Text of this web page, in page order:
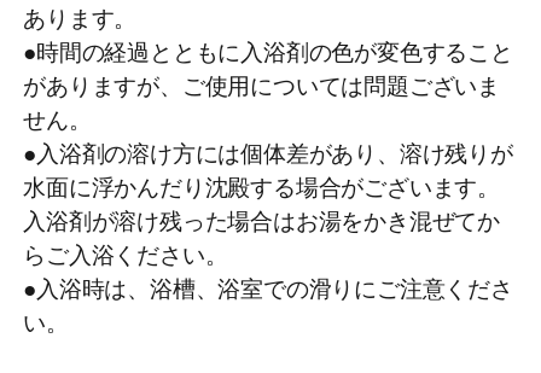
あります。
●時間の経過とともに入浴剤の色が変色すること
がありますが、ご使用については問題ございま
せん。
●入浴剤の溶け方には個体差があり、溶け残りが
水面に浮かんだり沈殿する場合がございます。
入浴剤が溶け残った場合はお湯をかき混ぜてか
らご入浴ください。
●入浴時は、浴槽、浴室での滑りにご注意くださ
い。